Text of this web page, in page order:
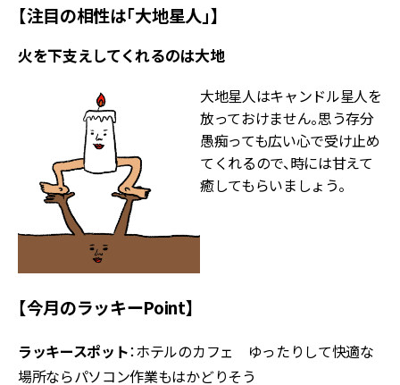
【注目の相性は「大地星人」】
火を下支えしてくれるのは大地
大地星人はキャンドル星人を
放っておけません。思う存分
愚痴っても広い心で受け止め
てくれるので、時には甘えて
癒してもらいましょう。
【今月のラッキーPoint】
ラッキースポット：ホテルのカフェ ゆったりして快適な
場所ならパソコン作業もはかどりそう